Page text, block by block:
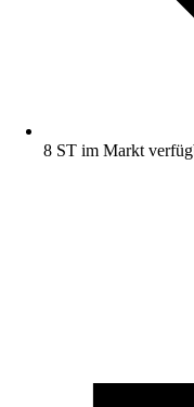
8 ST im Markt